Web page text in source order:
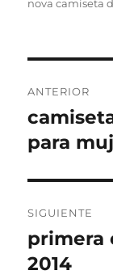
nova camiseta
de
ANTERIOR
Entrada
anterior:
para
SIGUIENTE
Entrada
siguiente:
primera
2014